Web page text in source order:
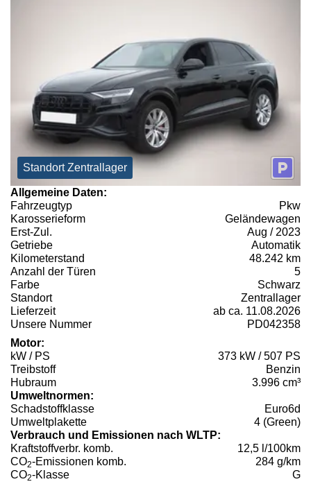
Standort Zentrallager
Allgemeine Daten:
Fahrzeugtyp
Pkw
Karosserieform
Geländewagen
Erst-Zul.
Aug / 2023
Getriebe
Automatik
Kilometerstand
48.242 km
Anzahl der Türen
5
Farbe
Schwarz
Standort
Zentrallager
Lieferzeit
ab ca. 11.08.2026
Unsere Nummer
PD042358
Motor:
kW / PS
373 kW / 507 PS
Treibstoff
Benzin
Hubraum
3.996 cm³
Umweltnormen:
Schadstoffklasse
Euro6d
Umweltplakette
4 (Green)
Verbrauch und Emissionen nach WLTP:
Kraftstoffverbr. komb.
12,5 l/100km
CO2-Emissionen komb.
284 g/km
CO2-Klasse G